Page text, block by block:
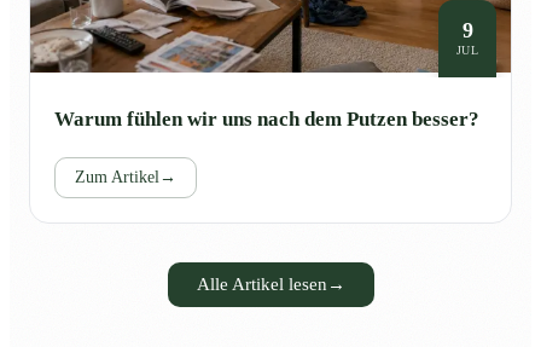
9
JUL
Warum fühlen wir uns nach dem Putzen besser?
Zum Artikel →
Alle Artikel lesen →